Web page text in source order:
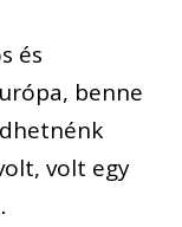
és
benne
volt egy